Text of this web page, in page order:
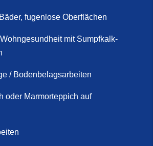
fugenlose Oberflächen
mit Sumpfkalk-
/ Bodenbelagsarbeiten
oder Marmorteppich auf